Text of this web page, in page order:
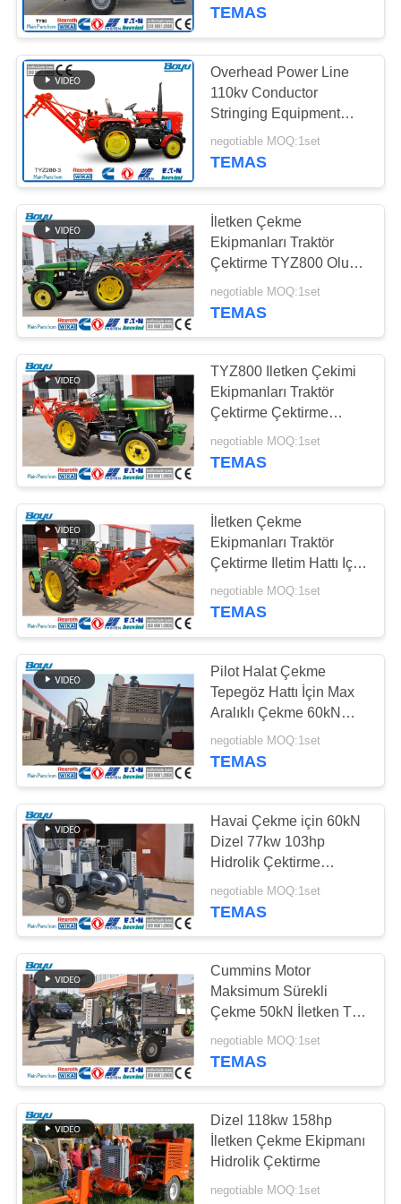
KONTROL
BIZIMLE
ILETIŞIME
GEÇIN
HABERLER
BIR
TEKLIF
ISTEĞI
SITE
HARITASI
PRIVACY
POLICY
Gerginlik sıkma
teçhizatı
132
Anti Bükülmüş Halat
28
Birlikte İletken
Kasnak
Sabitleme Blokları
47
İletim Hattı
Sabitleme Araçları
Güç Hattı Yayma
Ekipmanları
TEMAS
Overhead Power Line
110kv Conductor
Stringing Equipment
OPGW ADSS , Cable
Tractor Puller
negotiable MOQ:1set
TEMAS
İletken Çekme
Ekipmanları Traktör
Çektirme TYZ800 Oluk
Numarası 8
negotiable MOQ:1set
TEMAS
TYZ800 Iletken Çekimi
Ekipmanları Traktör
Çektirme Çektirme
Tekerlek Çapı 450mm
negotiable MOQ:1set
TEMAS
İletken Çekme
Ekipmanları Traktör
Çektirme Iletim Hattı Için
Uygulanabilir Çelik Tel
Halat Max Çapı 18mm
negotiable MOQ:1set
TEMAS
Pilot Halat Çekme
Tepegöz Hattı İçin Max
Aralıklı Çekme 60kN
450mm Hidrolik Çekme
Makinesi
negotiable MOQ:1set
TEMAS
Havai Çekme için 60kN
Dizel 77kw 103hp
Hidrolik Çektirme
Makinesi
negotiable MOQ:1set
TEMAS
Cummins Motor
Maksimum Sürekli
Çekme 50kN İletken Tel
Çekme Ekipmanı
negotiable MOQ:1set
TEMAS
Dizel 118kw 158hp
İletken Çekme Ekipmanı
Hidrolik Çektirme
negotiable MOQ:1set